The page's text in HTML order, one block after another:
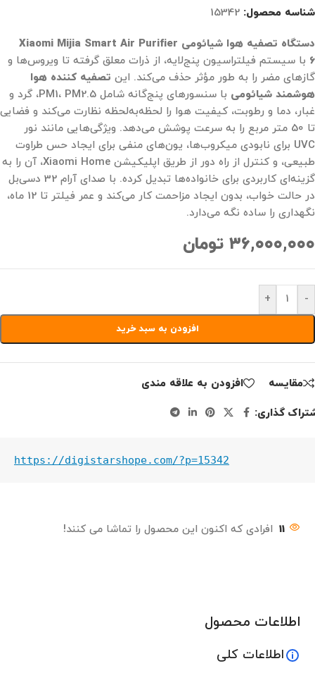
شناسه محصول: 15342
دستگاه تصفیه هوا شیائومی Xiaomi Mijia Smart Air Purifier
6 با سیستم فیلتراسیون پنج‌لایه، از ذرات معلق گرفته تا ویروس‌ها و
گازهای مضر را به طور مؤثر حذف می‌کند. این تصفیه کننده هوا
هوشمند شیائومی
با سنسورهای پنج‌گانه شامل PM1، PM2.5، گرد و
غبار، دما و رطوبت، کیفیت هوا را لحظه‌به‌لحظه نظارت می‌کند و فضایی
تا 50 متر مربع را به سرعت پوشش می‌دهد. ویژگی‌هایی مانند نور
UVC برای نابودی میکروب‌ها، یون‌های منفی برای ایجاد حس طراوت
طبیعی، و کنترل از راه دور از طریق اپلیکیشن Xiaomi Home، آن را به
گزینه‌ای کاربردی برای خانواده‌ها تبدیل کرده. با صدای آرام 32 دسی‌بل
در حالت خواب، بدون ایجاد مزاحمت کار می‌کند و عمر فیلتر تا 12 ماه،
نگهداری را ساده نگه می‌دارد.
۳۶,۰۰۰,۰۰۰ تومان
-
+
افزودن به سبد خرید
مقايسه
افزودن به علاقه مندی
گذاری:
https://digistarshope.com/?p=15342
11 افرادی که اکنون این محصول را تماشا می کنند!
اطلاعات محصول
اطلاعات کلی